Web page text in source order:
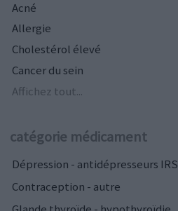
Acné
Allergie
Cholestérol élevé
Cancer du sein
Affichez tout...
catégorie médicament
Dépression - antidépresseurs IRS
Contraception - autre